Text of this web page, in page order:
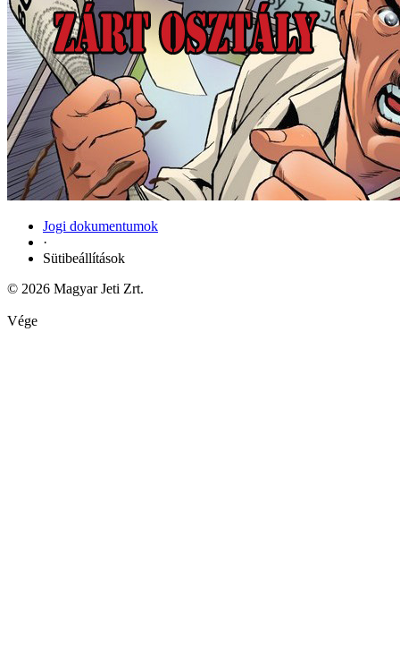
Jogi dokumentumok
·
Sütibeállítások
© 2026 Magyar Jeti Zrt.
Vége